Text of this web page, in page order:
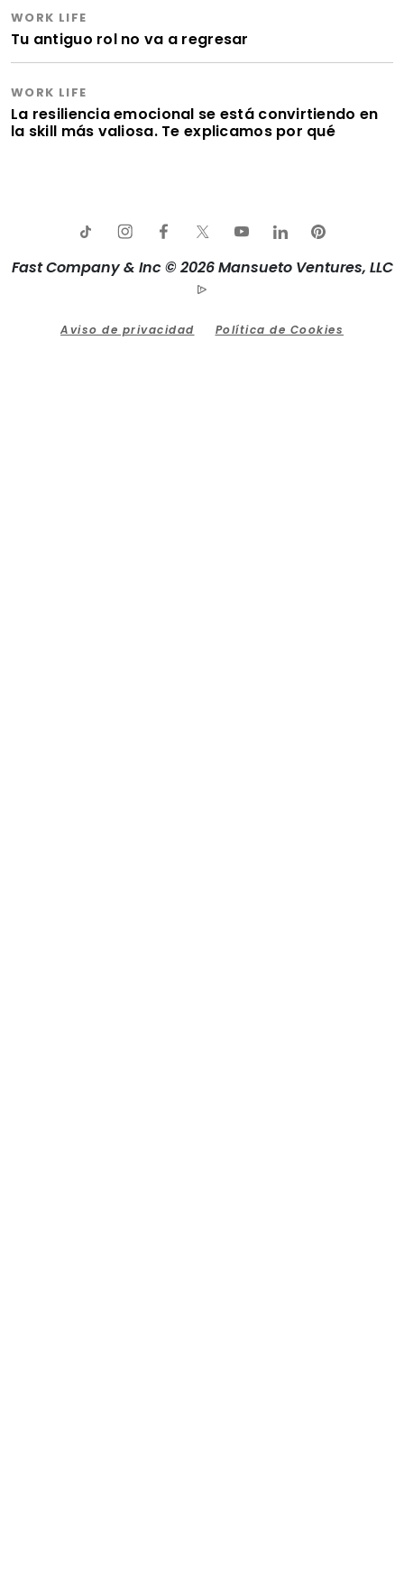
WORK LIFE
Tu antiguo rol no va a regresar
WORK LIFE
La resiliencia emocional se está convirtiendo en
la skill más valiosa. Te explicamos por qué
Fast Company & Inc © 2026 Mansueto Ventures, LLC
Aviso de privacidad Política de Cookies